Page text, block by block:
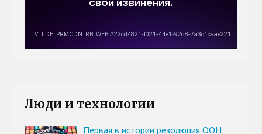
Люди и технологии
Первая в истории резолюция ООН,